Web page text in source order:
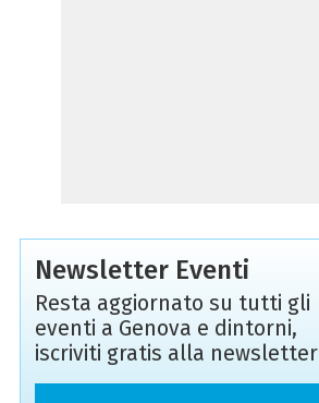
Newsletter Eventi
Resta aggiornato su tutti gli
eventi a Genova e dintorni,
iscriviti gratis alla newsletter